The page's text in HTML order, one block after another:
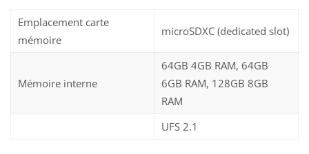
Emplacement carte
mémoire
microSDXC (dedicated slot)
Mémoire interne
64GB 4GB RAM, 64GB
6GB RAM, 128GB 8GB
RAM
UFS 2.1